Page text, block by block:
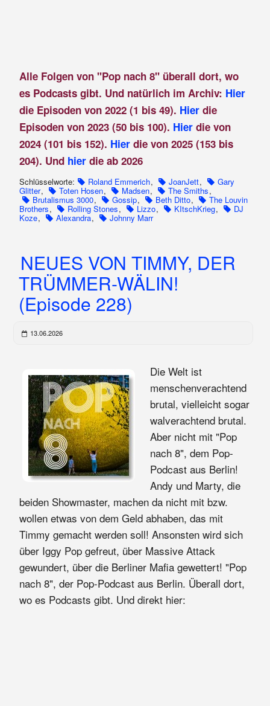
Alle Folgen von "Pop nach 8" überall dort, wo
es Podcasts gibt. Und natürlich im Archiv: Hier
die Episoden von 2022 (1 bis 49). Hierdie
Episoden von 2023 (50 bis 100). Hier die von
2024 (101 bis 152). Hier die von 2025 (153 bis
204). Und hier die ab 2026
Schlüsselworte: Roland Emmerich, JoanJett, Gary
Glitter, Toten Hosen, Madsen, The Smiths,
Brutalismus 3000, Gossip, Beth Ditto, The Louvin
Brothers, Rolling Stones, Lizzo, KItschKrieg, DJ
Koze, Alexandra, Johnny Marr
NEUES VON TIMMY, DER
TRÜMMER-WÄLIN!
(Episode 228)
13.06.2026
Die Welt ist
menschenverachtend
brutal, vielleicht sogar
walverachtend brutal.
Aber nicht mit "Pop
nach 8", dem Pop-
Podcast aus Berlin!
Andy und Marty, die
beiden Showmaster, machen da nicht mit bzw.
wollen etwas von dem Geld abhaben, das mit
Timmy gemacht werden soll! Ansonsten wird sich
über Iggy Pop gefreut, über Massive Attack
gewundert, über die Berliner Mafia gewettert! "Pop
nach 8", der Pop-Podcast aus Berlin. Überall dort,
wo es Podcasts gibt. Und direkt hier: